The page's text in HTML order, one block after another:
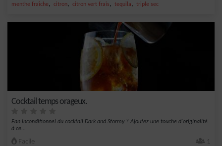
menthe fraîche, citron, citron vert frais, tequila, triple sec
Cocktail temps orageux.
Fan inconditionnel du cocktail Dark and Stormy ? Ajoutez une touche d'originalité
à ce...
Facile 1